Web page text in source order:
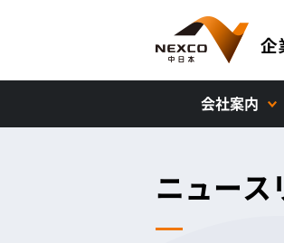
会社案内
ニュース